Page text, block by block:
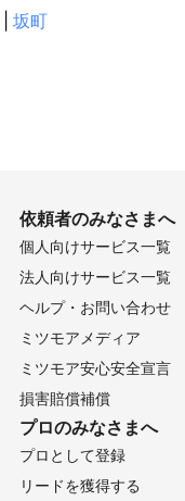
坂町
依頼者のみなさまへ
個人向けサービス一覧
法人向けサービス一覧
ヘルプ・お問い合わせ
ミツモアメディア
ミツモア安心安全宣言
損害賠償補償
プロのみなさまへ
プロとして登録
リードを獲得する